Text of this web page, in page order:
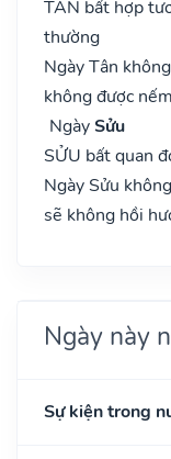
TÂN bất hợp
thường
Ngày Tân
không được
NgàySửu
SỬU bất quan
Ngày Sửu
sẽ không hồi
Ngày này
Sự kiện trong